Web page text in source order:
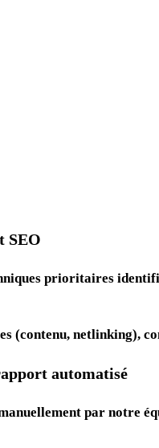
SEO
prioritaires
(contenu, netlinking),
automatisé
par notre